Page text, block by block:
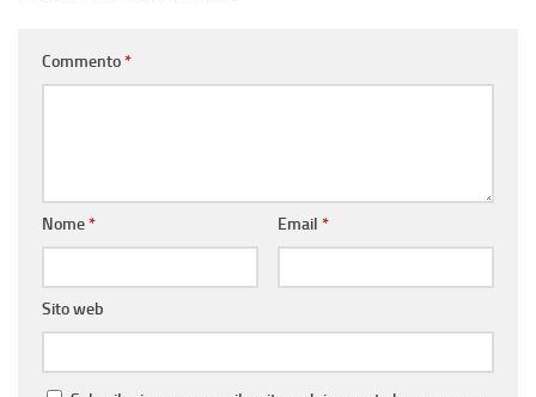
Commento*
Nome* Email *
Sito web